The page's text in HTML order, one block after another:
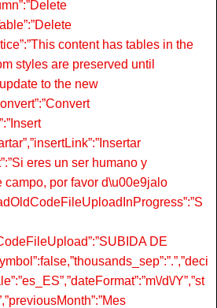
content has tables in the
styles are preserved until
to the new
eres un ser humano y
campo, por favor d\u00e9jalo
DE
d\/Y”,”st